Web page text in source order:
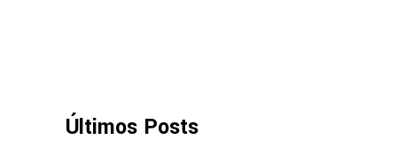
Últimos Posts